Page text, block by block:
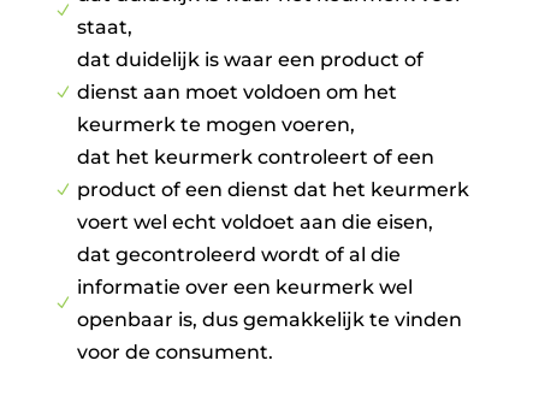
N
staat,
N
dat duidelijk is waar een product of
dienst aan moet voldoen om het
keurmerk te mogen voeren,
N
dat het keurmerk controleert of een
product of een dienst dat het keurmerk
voert wel echt voldoet aan die eisen,
N
dat gecontroleerd wordt of al die
informatie over een keurmerk wel
openbaar is, dus gemakkelijk te vinden
voor de consument.